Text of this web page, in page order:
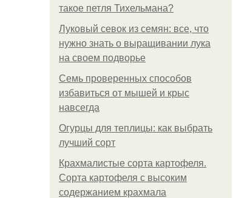
такое петля Тихельмана?
Луковый севок из семян: все, что
нужно знать о выращивании лука
на своем подворье
Семь проверенных способов
избавиться от мышей и крыс
навсегда
Огурцы для теплицы: как выбрать
лучший сорт
Крахмалистые сорта картофеля.
Сорта картофеля с высоким
содержанием крахмала